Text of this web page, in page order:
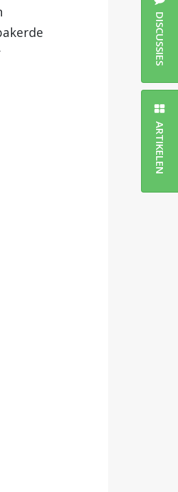
DISCUSSIES
ARTIKELEN